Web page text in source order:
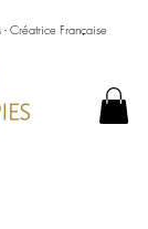
Créatrice Française